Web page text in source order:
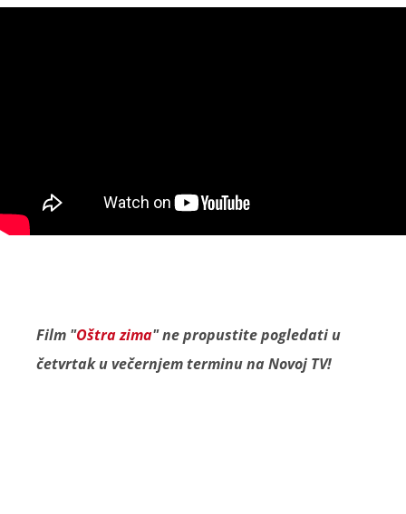
Film "Oštra zima" ne propustite pogledati u
četvrtak u večernjem terminu na Novoj TV!